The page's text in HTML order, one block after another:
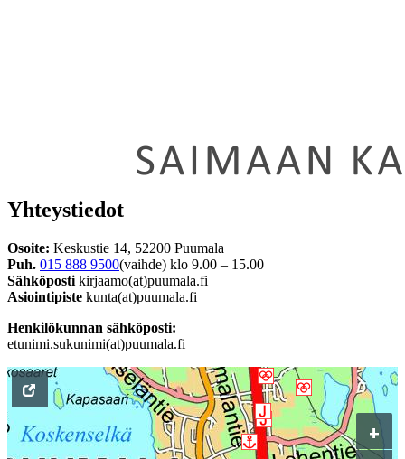
Yhteystiedot
Osoite: Keskustie 14, 52200 Puumala
Puh. 015 888 9500(vaihde) klo 9.00 – 15.00
Sähköposti kirjaamo(at)puumala.fi
Asiointipiste kunta(at)puumala.fi
Henkilökunnan sähköposti:
etunimi.sukunimi(at)puumala.fi